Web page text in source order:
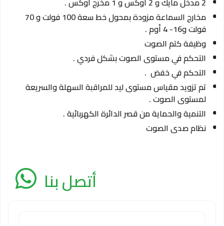
مخارج السماعة مزودة بمحول خط سعة 100 فولت و 70
فولت و16- 4 أوم .
وظيفة كتم الصوت
التحكم في مستوى الصوت بشكل فردي .
التحكم في خفض .
تم تزويد مقياس مستوى ليد للمراقبة السهلة والسريعة
لمستوى الصوت .
التنمية والحماية من قصر الدائرة الكهربائية .
نظام صدى الصوت
أتصل بنا